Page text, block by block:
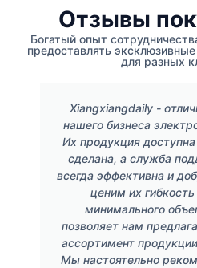
Отзывы
Богатый опыт
предоставлять
для разных
Xiangxiangdaily -
нашего бизнеса
Их продукция
сделана, а служба
всегда эффективна и
ценим их
минимального
позволяет нам
ассортимент
Мы настоятельно